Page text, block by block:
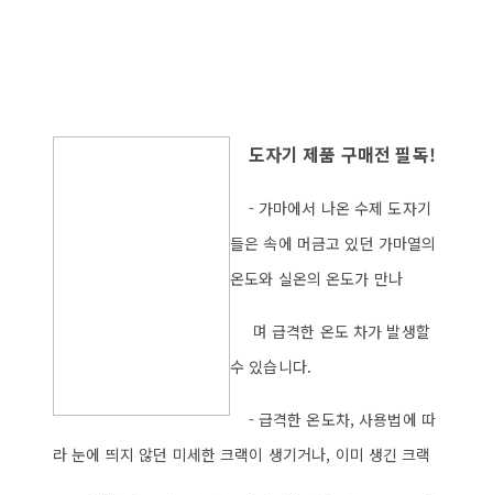
도자기 제품 구매전 필독!
- 가마에서 나온 수제 도자기
들은 속에 머금고 있던 가마열의
온도와 실온의 온도가 만나
며 급격한 온도 차가 발생할
수 있습니다.
- 급격한 온도차, 사용법에 따
라 눈에 띄지 않던 미세한 크랙이 생기거나, 이미 생긴 크랙